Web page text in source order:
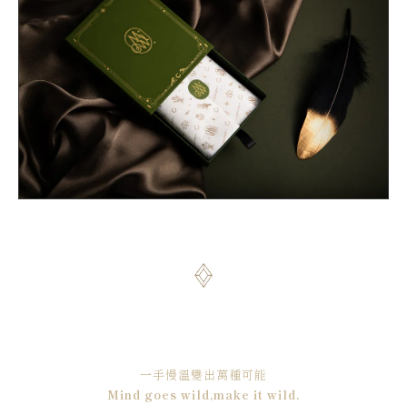
一手慢溫變出萬種可能
Mind goes wild,make it wild.